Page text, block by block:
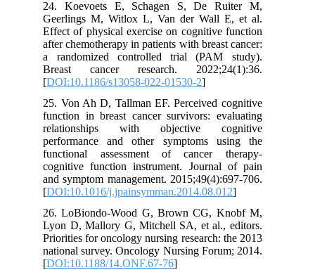
24. Koevoets E, Schagen S, De Ruiter M,
Geerlings M, Witlox L, Van der Wall E, et al.
Effect of physical exercise on cognitive function
after chemotherapy in patients with breast cancer:
a randomized controlled trial (PAM study).
Breast cancer research. 2022;24(1):36.
[DOI:10.1186/s13058-022-01530-2
25. Von Ah D, Tallman EF. Perceived cognitive
function in breast cancer survivors: evaluating
relationships with objective cognitive
performance and other symptoms using the
functional assessment of cancer therapy-
cognitive function instrument. Journal of pain
and symptom management. 2015;49(4):697-706.
[DOI:10.1016/j.jpainsymman.2014.08.012
26. LoBiondo-Wood G, Brown CG, Knobf M,
Lyon D, Mallory G, Mitchell SA, et al., editors.
Priorities for oncology nursing research: the 2013
national survey. Oncology Nursing Forum; 2014.
[DOI:10.1188/14.ONF.67-76